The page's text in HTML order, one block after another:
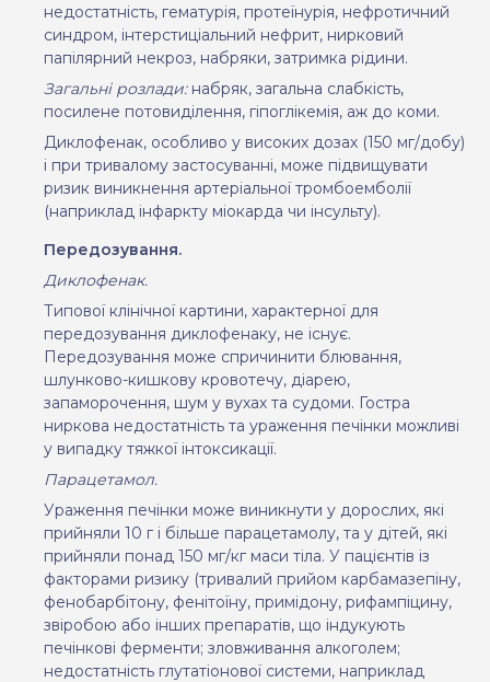
недостатність, гематурія, протеїнурія, нефротичний
синдром, інтерстиціальний нефрит, нирковий
папілярний некроз, набряки, затримка рідини.
Загальні розлади: набряк, загальна слабкість,
посилене потовиділення, гіпоглікемія, аж до коми.
Диклофенак, особливо у високих дозах (150 мг/добу)
і при тривалому застосуванні, може підвищувати
ризик виникнення артеріальної тромбоемболії
(наприклад інфаркту міокарда чи інсульту).
Передозування.
Диклофенак.
Типової клінічної картини, характерної для
передозування диклофенаку, не існує.
Передозування може спричинити блювання,
шлунково-кишкову кровотечу, діарею,
запаморочення, шум у вухах та судоми. Гостра
ниркова недостатність та ураження печінки можливі
у випадку тяжкої інтоксикації.
Парацетамол.
Ураження печінки може виникнути у дорослих, які
прийняли 10 г і більше парацетамолу, та у дітей, які
прийняли понад 150 мг/кг маси тіла. У пацієнтів із
факторами ризику (тривалий прийом карбамазепіну,
фенобарбітону, фенітоїну, примідону, рифампіцину,
звіробою або інших препаратів, що індукують
печінкові ферменти; зловживання алкоголем;
недостатність глутатіонової системи, наприклад